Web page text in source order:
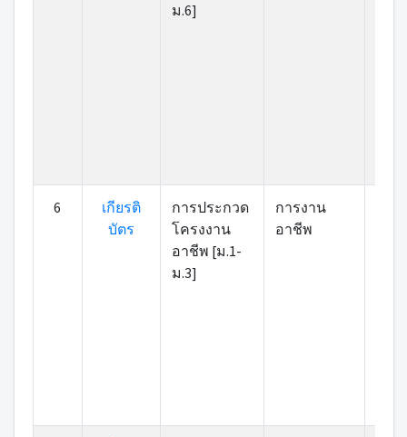
ม.6]
6
เกียรติ
บัตร
การประกวด
โครงงาน
อาชีพ [ม.1-
ม.3]
การงาน
อาชีพ